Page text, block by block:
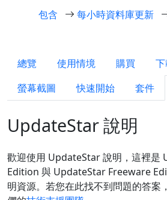
包含 每小時資料庫更新
總覽 使用情境 購買
螢幕截圖
快速開始 套件
UpdateStar 說明
歡迎使用 UpdateStar 說明，這裡
Edition 與 UpdateStar Freeware
明資源。若您在此找不到問題的答案